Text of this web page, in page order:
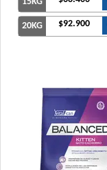
20KG $92.900